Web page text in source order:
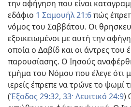
την αφήγηση που είναι
εδάφιο 1 Σαμουήλ 21:6πώς
νόμος του Σαββάτου. Οι
εξοικειωμένοι με αυτή την
οποία ο Δαβίδ και οι άντρες
παρουσίασης. Ο Ιησούς
τμήμα του Νόμου που έλεγε ότι
ιερείς έπρεπε να τρώνε το ψωμί
(Έξοδος 29:32, 33· Λευιτικό 24:9)